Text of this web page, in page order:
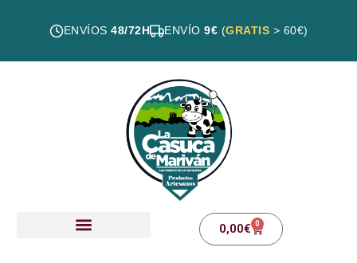
ENVÍOS 48/72H ENVÍO 9€ (GRATIS > 60€)
0,00€ 0